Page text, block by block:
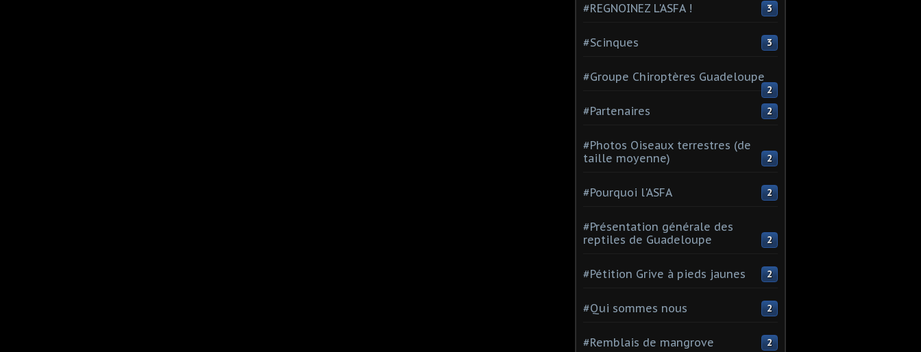
#REGNOINEZ L'ASFA ! 3
#Scinques 3
#Groupe Chiroptères Guadeloupe
2
#Partenaires 2
#Photos Oiseaux terrestres (de
taille moyenne)
2
#Pourquoi l'ASFA 2
#Présentation générale des
reptiles de Guadeloupe
2
#Pétition Grive à pieds jaunes 2
#Qui sommes nous 2
#Remblais de mangrove 2